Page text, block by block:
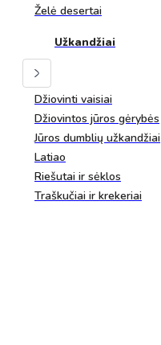
Želė desertai
Užkandžiai
Džiovinti vaisiai
Džiovintos jūros gėrybės
Jūros dumblių užkandžiai
Latiao
Riešutai ir sėklos
Traškučiai ir krekeriai